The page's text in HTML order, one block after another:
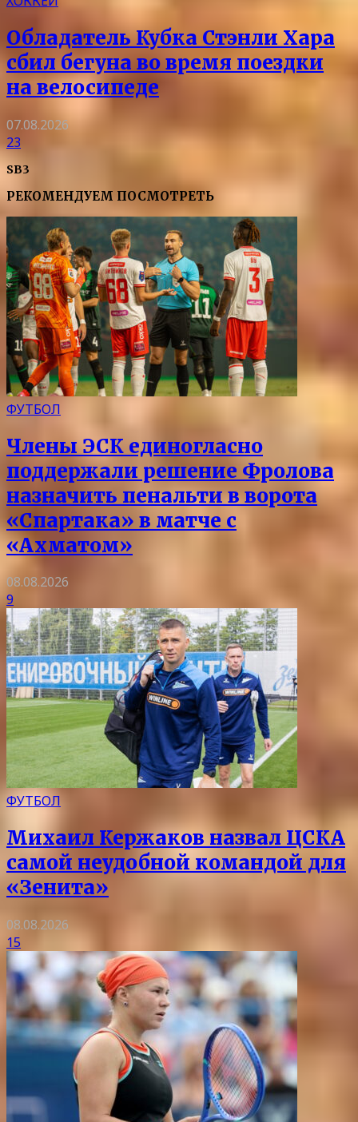
Обладатель Кубка Стэнли Хара
сбил бегуна во время поездки
на велосипеде
07.08.2026
23
SB3
РЕКОМЕНДУЕМ ПОСМОТРЕТЬ
ФУТБОЛ
Члены ЭСК единогласно
поддержали решение Фролова
назначить пенальти в ворота
«Спартака» в матче с
«Ахматом»
08.08.2026
9
ФУТБОЛ
Михаил Кержаков назвал ЦСКА
самой неудобной командой для
«Зенита»
08.08.2026
15